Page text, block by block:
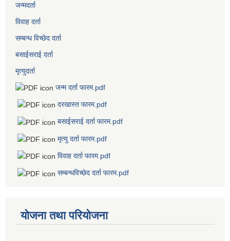
जन्मदर्ता
विवाह दर्ता
सम्बन्ध विच्छेद दर्ता
बसाईसराई दर्ता
मृत्युदर्ता
जन्म दर्ता फारम.pdf
दरखास्त फारम.pdf
बसाईसराई दर्ता फारम.pdf
मृत्यु दर्ता फारम.pdf
विवाह दर्ता फारम.pdf
सम्बन्धविच्छेद दर्ता फारम.pdf
योजना तथा परियोजना